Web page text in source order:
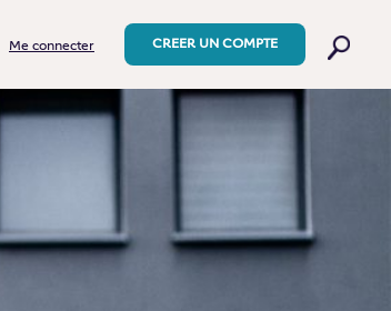
Me connecter CREER UN COMPTE